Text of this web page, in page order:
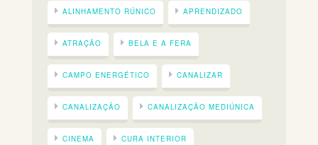
ALINHAMENTO RÚNICO APRENDIZADO
ATRAÇÃO BELA E A FERA
CAMPO ENERGÉTICO CANALIZAR
CANALIZAÇÃO CANALIZAÇÃO MEDIÚNICA
CINEMA CURA INTERIOR